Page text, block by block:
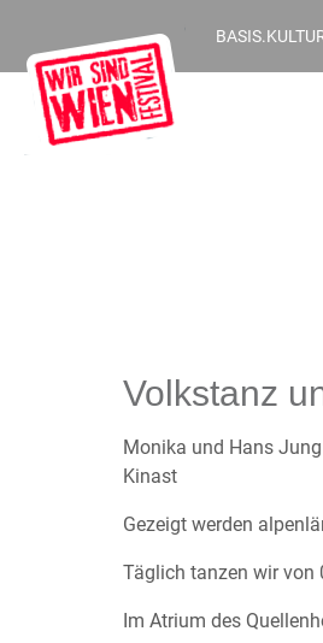
Volkstanz
Monika und Hans
Kinast
Gezeigt werden
Täglich tanzen wir von
Im Atrium des